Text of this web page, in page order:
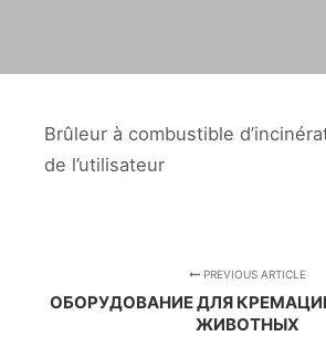
Brûleur à combustible
de l’utilisateur
PREVIOUS ARTICLE
ОБОРУДОВАНИЕ ДЛЯ
ЖИВОТНЫХ